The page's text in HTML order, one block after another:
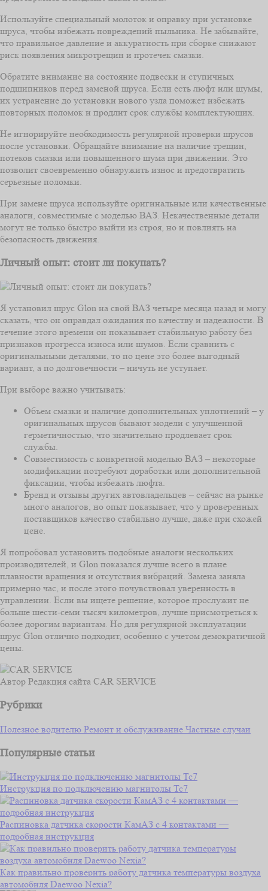
Используйте специальный молоток и оправку при установке
шруса, чтобы избежать повреждений пыльника. Не забывайте,
что правильное давление и аккуратность при сборке снижают
риск появления микротрещин и протечек смазки.
Обратите внимание на состояние подвески и ступичных
подшипников перед заменой шруса. Если есть люфт или шумы,
их устранение до установки нового узла поможет избежать
повторных поломок и продлит срок службы комплектующих.
Не игнорируйте необходимость регулярной проверки шрусов
после установки. Обращайте внимание на наличие трещин,
потеков смазки или повышенного шума при движении. Это
позволит своевременно обнаружить износ и предотвратить
серьезные поломки.
При замене шруса используйте оригинальные или качественные
аналоги, совместимые с моделью ВАЗ. Некачественные детали
могут не только быстро выйти из строя, но и повлиять на
безопасность движения.
Личный опыт: стоит ли покупать?
Я установил шрус Glon на свой ВАЗ четыре месяца назад и могу
сказать, что он оправдал ожидания по качеству и надежности. В
течение этого времени он показывает стабильную работу без
признаков прогресса износа или шумов. Если сравнить с
оригинальными деталями, то по цене это более выгодный
вариант, а по долговечности – ничуть не уступает.
При выборе важно учитывать:
Объем смазки и наличие дополнительных уплотнений – у
оригинальных шрусов бывают модели с улучшенной
герметичностью, что значительно продлевает срок
службы.
Совместимость с конкретной моделью ВАЗ – некоторые
модификации потребуют доработки или дополнительной
фиксации, чтобы избежать люфта.
Бренд и отзывы других автовладельцев – сейчас на рынке
много аналогов, но опыт показывает, что у проверенных
поставщиков качество стабильно лучше, даже при схожей
цене.
Я попробовал установить подобные аналоги нескольких
производителей, и Glon показался лучше всего в плане
плавности вращения и отсутствия вибраций. Замена заняла
примерно час, и после этого почувствовал уверенность в
управлении. Если вы ищете решение, которое прослужит не
больше шести-семи тысяч километров, лучше присмотреться к
более дорогим вариантам. Но для регулярной эксплуатации
шрус Glon отлично подходит, особенно с учетом демократичной
цены.
Автор Редакция сайта CAR SERVICE
Рубрики
Полезное водителю Ремонт и обслуживание Частные случаи
Популярные статьи
Инструкция по подключению магнитолы Тс7
Распиновка датчика скорости КамАЗ с 4 контактами —
подробная инструкция
Как правильно проверить работу датчика температуры воздуха
автомобиля Daewoo Nexia?